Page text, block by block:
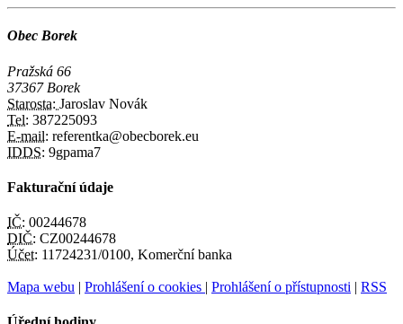
Obec Borek
Pražská 66
37367 Borek
Starosta: Jaroslav Novák
Tel: 387225093
E-mail: referentka@obecborek.eu
IDDS: 9gpama7
Fakturační údaje
IČ: 00244678
DIČ: CZ00244678
Účet: 11724231/0100, Komerční banka
Mapa webu | Prohlášení o cookies | Prohlášení o přístupnosti | RSS